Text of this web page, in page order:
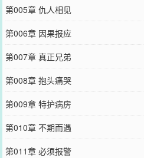
第005章 仇人相见
第006章 因果报应
第007章 真正兄弟
第008章 抱头痛哭
第009章 特护病房
第010章 不期而遇
第011章 必须报警